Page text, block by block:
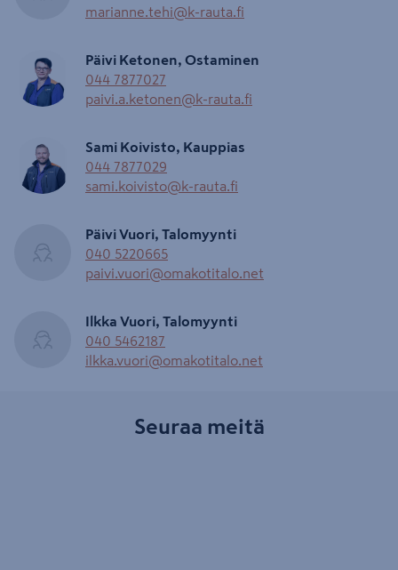
marianne.tehi@k-rauta.fi
Päivi Ketonen, Ostaminen
044 7877027
paivi.a.ketonen@k-rauta.fi
Sami Koivisto, Kauppias
044 7877029
sami.koivisto@k-rauta.fi
Päivi Vuori, Talomyynti
040 5220665
paivi.vuori@omakotitalo.net
Ilkka Vuori, Talomyynti
040 5462187
ilkka.vuori@omakotitalo.net
Seuraa meitä